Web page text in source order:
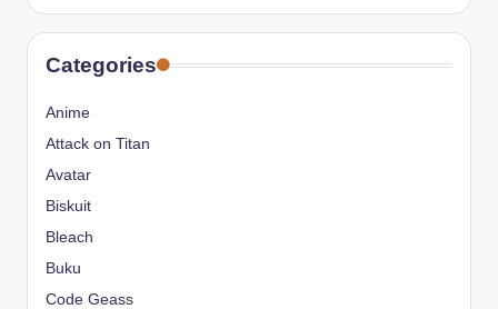
Categories
Anime
Attack on Titan
Avatar
Biskuit
Bleach
Buku
Code Geass